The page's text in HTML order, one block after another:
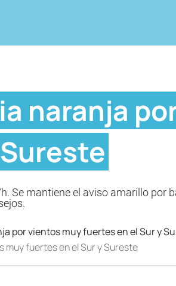
naranja
Se mantiene el aviso amarillo por
fuertes en el Sur y Sureste